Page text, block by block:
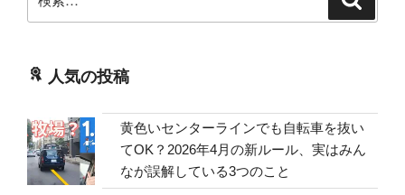
索:
人気の投稿
黄色いセンターラインでも自転車を抜い
てOK？2026年4月の新ルール、実はみん
なが誤解している3つのこと